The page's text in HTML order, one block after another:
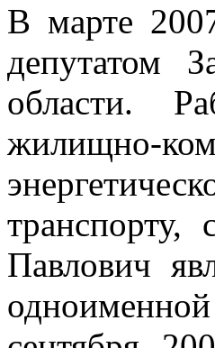
В марте
депутатом
области.
жилищно-
транспорту,
Павлович